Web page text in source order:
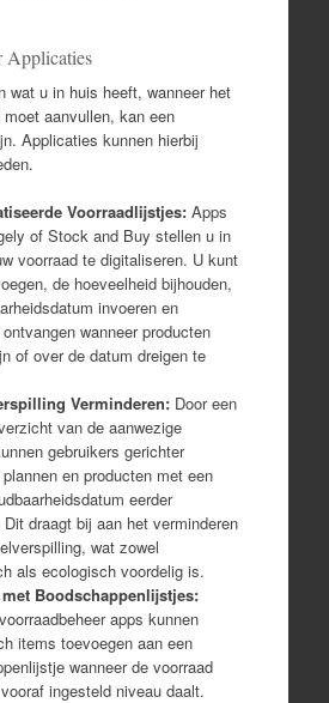
Applicaties
wat u in huis heeft, wanneer het
aanvullen, kan een
Applicaties kunnen hierbij
Voorraadlijstjes:Apps
of Stock and Buy stellen u in
voorraad te digitaliseren. U kunt
de hoeveelheid bijhouden,
invoeren en
wanneer producten
of over de datum dreigen te
Verminderen:Door een
van de aanwezige
gebruikers gerichter
en producten met een
eerder
draagt bij aan het verminderen
wat zowel
als ecologisch voordelig is.
Boodschappenlijstjes:
apps kunnen
items toevoegen aan een
wanneer de voorraad
ingesteld niveau daalt.